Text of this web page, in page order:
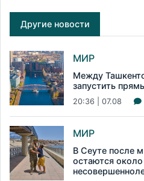
Другие новости
МИР
Между
запустить
20:36 | 07.08
МИР
В Сеуте после
остаются